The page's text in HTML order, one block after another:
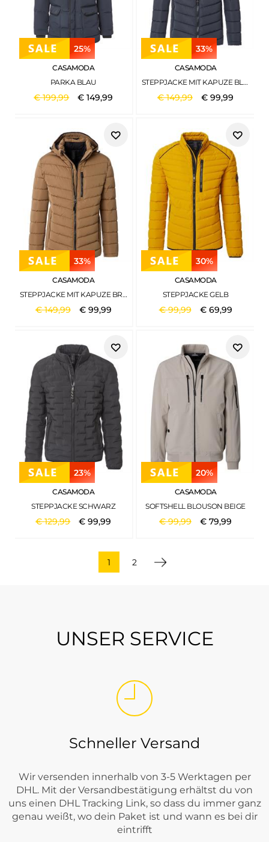
25%
CASAMODA
PARKA BLAU
€199,99 €149,99
33%
CASAMODA
STEPPJACKE MIT KAPUZE BLAU
€149,99 €99,99
33%
CASAMODA
STEPPJACKE MIT KAPUZE BRAUN
€149,99 € 99,99
30%
CASAMODA
STEPPJACKE GELB
€99,99 € 69,99
23%
CASAMODA
STEPPJACKE SCHWARZ
€129,99 €99,99
20%
CASAMODA
SOFTSHELL BLOUSON BEIGE
€99,99 €79,99
1 2
UNSER SERVICE
Schneller Versand
Wir versenden innerhalb von 3-5 Werktagen per
DHL. Mit der Versandbestätigung erhältst du von
uns einen DHL Tracking Link, so dass du immer ganz
genau weißt, wo dein Paket ist und wann es bei dir
eintrifft